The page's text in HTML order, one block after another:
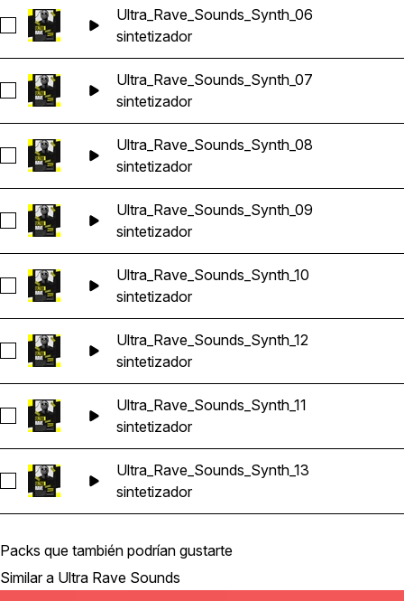
Seleccionar Ultra_Rave_Sounds_Synth_06
Ultra_Rave_Sounds_Synth_06
sintetizador
Seleccionar Ultra_Rave_Sounds_Synth_07
Ultra_Rave_Sounds_Synth_07
sintetizador
Seleccionar Ultra_Rave_Sounds_Synth_08
Ultra_Rave_Sounds_Synth_08
sintetizador
Seleccionar Ultra_Rave_Sounds_Synth_09
Ultra_Rave_Sounds_Synth_09
sintetizador
Seleccionar Ultra_Rave_Sounds_Synth_10
Ultra_Rave_Sounds_Synth_10
sintetizador
Seleccionar Ultra_Rave_Sounds_Synth_12
Ultra_Rave_Sounds_Synth_12
sintetizador
Seleccionar Ultra_Rave_Sounds_Synth_11
Ultra_Rave_Sounds_Synth_11
sintetizador
Seleccionar Ultra_Rave_Sounds_Synth_13
Ultra_Rave_Sounds_Synth_13
sintetizador
Packs que también podrían gustarte
Similar a Ultra Rave Sounds